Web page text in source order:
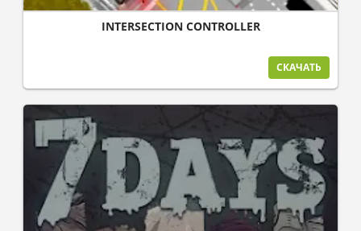
INTERSECTION CONTROLLER
СКАЧАТЬ